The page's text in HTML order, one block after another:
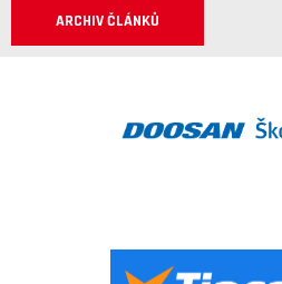
ARCHIV ČLÁNKŮ